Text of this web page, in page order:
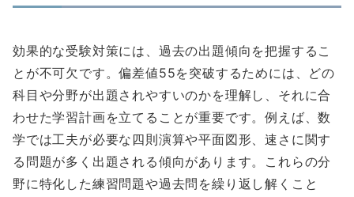
効果的な受験対策には、過去の出題傾向を把握するこ
とが不可欠です。偏差値55を突破するためには、どの
科目や分野が出題されやすいのかを理解し、それに合
わせた学習計画を立てることが重要です。例えば、数
学では工夫が必要な四則演算や平面図形、速さに関す
る問題が多く出題される傾向があります。これらの分
野に特化した練習問題や過去問を繰り返し解くこと